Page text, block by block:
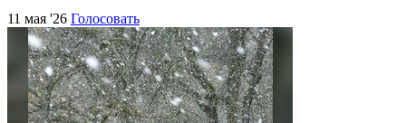
11 мая '26 Голосовать